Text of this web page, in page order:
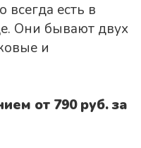
есть в
Они бывают двух
и
от 790 руб. за